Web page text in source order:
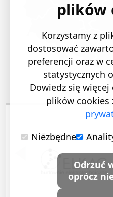
POPRZEDNI SLAJD
plików
Korzystamy z
dostosować
preferencji oraz w
statystycznych
Dowiedz się
plików cookies
Niezbędne
Odrzuć
oprócz